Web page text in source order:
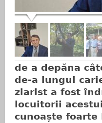
de a depăna
de-a lungul
ziarist a fost
locuitorii
cunoaște foarte